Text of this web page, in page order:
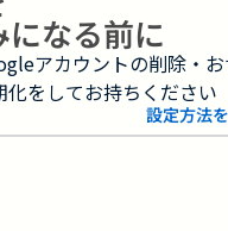
なる前に
アカウントの削除・お
をしてお持ちください
設定方法